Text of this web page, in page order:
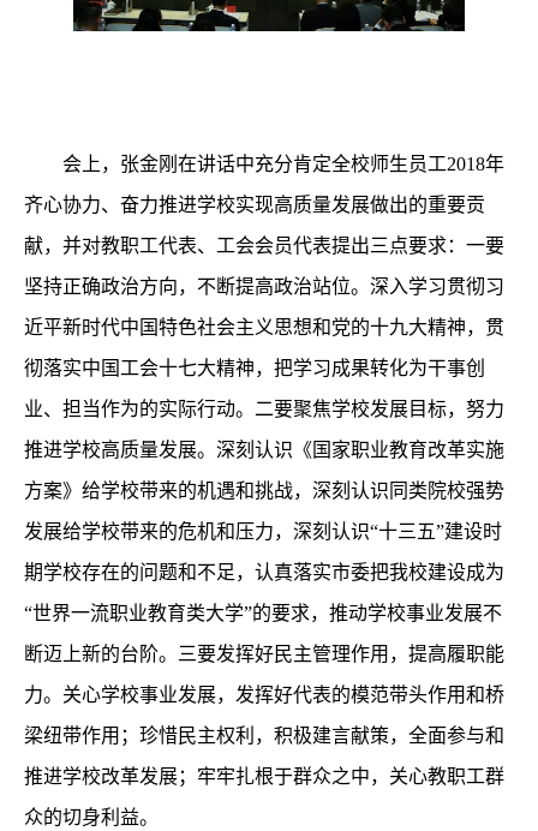
会上，张金刚在讲话中充分肯定全校师生员工2018年
齐心协力、奋力推进学校实现高质量发展做出的重要贡
献，并对教职工代表、工会会员代表提出三点要求：一要
坚持正确政治方向，不断提高政治站位。深入学习贯彻习
近平新时代中国特色社会主义思想和党的十九大精神，贯
彻落实中国工会十七大精神，把学习成果转化为干事创
业、担当作为的实际行动。二要聚焦学校发展目标，努力
推进学校高质量发展。深刻认识《国家职业教育改革实施
方案》给学校带来的机遇和挑战，深刻认识同类院校强势
发展给学校带来的危机和压力，深刻认识“十三五”建设时
期学校存在的问题和不足，认真落实市委把我校建设成为
“世界一流职业教育类大学”的要求，推动学校事业发展不
断迈上新的台阶。三要发挥好民主管理作用，提高履职能
力。关心学校事业发展，发挥好代表的模范带头作用和桥
梁纽带作用；珍惜民主权利，积极建言献策，全面参与和
推进学校改革发展；牢牢扎根于群众之中，关心教职工群
众的切身利益。